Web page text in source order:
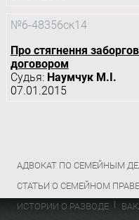
№6-48356ск14
Про стягнення
договором
Судья: Наумчук М.І.
07.01.2015
АДВОКАТ ПО СЕМЕЙНЫМ
СТАТЬИ О СЕМЕЙНОМ ПРАВЕ
ИСТОРИИ О РАЗВОДЕ